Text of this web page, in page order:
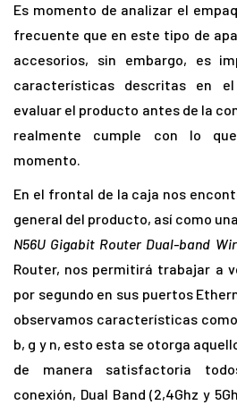
Es momento de analizar el
frecuente que en este tipo de
accesorios, sin embargo, es
características descritas en
evaluar el producto antes de la
realmente cumple con lo
momento.
En el frontal de la caja nos
general del producto, así como
N56U Gigabit Router Dual-band
Router, nos permitirá trabajar a
por segundo en sus puertos
observamos características
b, g y n, esto esta se otorga
de manera satisfactoria
conexión, Dual Band (2,4Ghz y